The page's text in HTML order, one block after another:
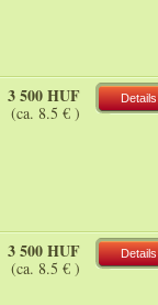
3 500 HUF
(ca. 8.5 € )
Details
3 500 HUF
(ca. 8.5 € )
Details